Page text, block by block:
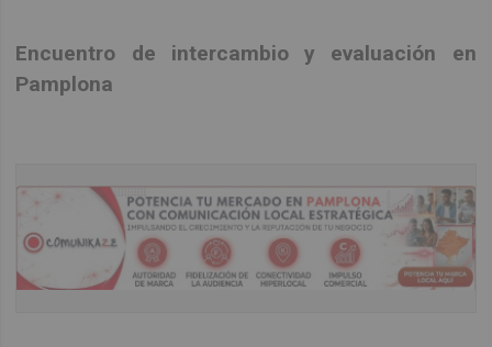
Encuentro de intercambio y evaluación en
Pamplona